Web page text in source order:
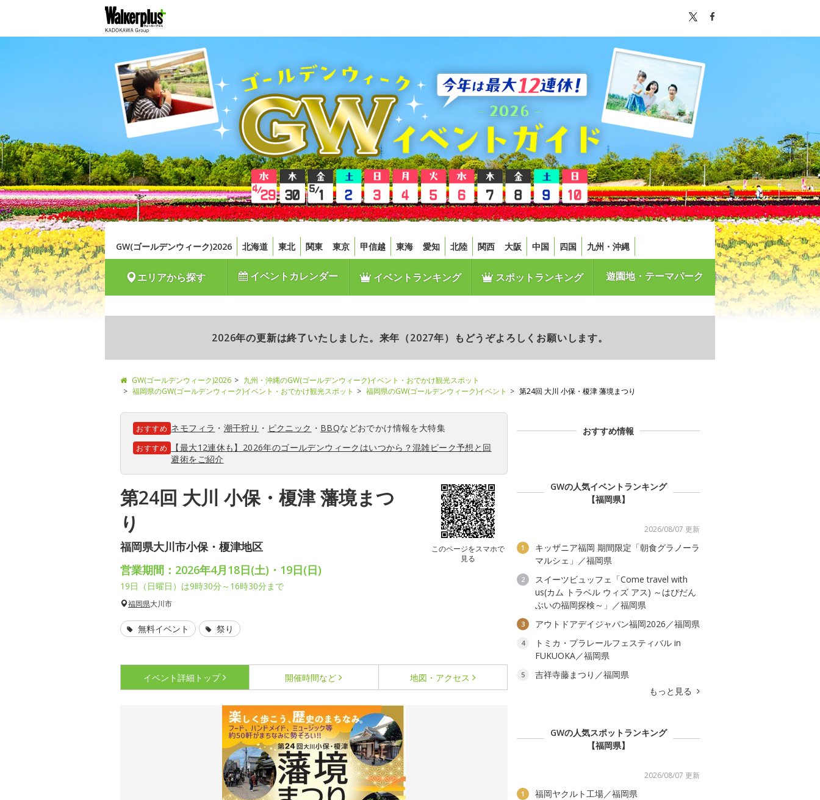
GW(ゴールデンウィーク)2026 北海道 東北 関東 東京 甲信越 東海 愛知 北陸 関西 大阪 中国 四国 九州・沖縄
エリアから探す イベントカレンダー イベントランキング スポットランキング 遊園地・テーマパーク
2026年の更新は終了いたしました。来年（2027年）もどうぞよろしくお願いします。
GW(ゴールデンウィーク)2026
九州・沖縄のGW(ゴールデンウィーク)イベント・おでかけ観光スポット
福岡県のGW(ゴールデンウィーク)イベント・おでかけ観光スポット
福岡県のGW(ゴールデンウィーク)イベント 第24回 大川 小保・榎津 藩境まつり
おすすめ ネモフィラ ・ 潮干狩り ・ ピクニック ・ BBQなどおでかけ情報を大特集
おすすめ
【最大12連休も】2026年のゴールデンウィークはいつから？混雑ピーク予想と回
避術をご紹介
第24回 大川 小保・榎津 藩境まつ
り
福岡県大川市小保・榎津地区
このページをスマホで
見る
営業期間：2026年4月18日(土)・19日(日)
19日（日曜日）は9時30分～16時30分まで
福岡県大川市
無料イベント 祭り
イベント詳細 トップ 開催時間など 地図・アクセス
おすすめ情報
GWの人気イベントランキング
【福岡県】
2026/08/07 更新
1
キッザニア福岡 期間限定「朝食グラノーラ
マルシェ」／福岡県
2
スイーツビュッフェ「Come travel with
us(カム トラベル ウィズ アス) ～はぴだん
ぶいの福岡探検～」／福岡県
3 アウトドアデイジャパン福岡2026／福岡県
4
トミカ・プラレールフェスティバル in
FUKUOKA／福岡県
5
吉祥寺藤まつり／福岡県
もっと見る
GWの人気スポットランキング
【福岡県】
2026/08/07 更新
1 福岡ヤクルト工場／福岡県